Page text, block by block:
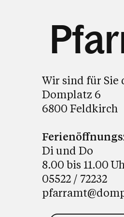
Wir sind für Sie
Domplatz 6
6800 Feldkirch
Di und Do
8.00 bis 11.00
05522 / 72232